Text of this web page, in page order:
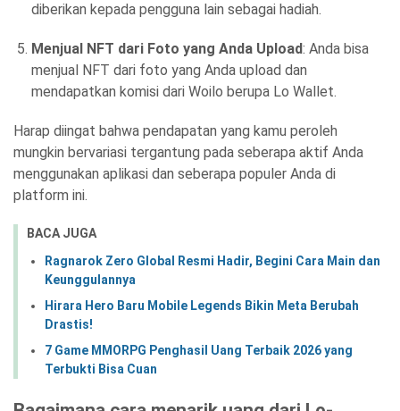
diberikan kepada pengguna lain sebagai hadiah.
Menjual NFT dari Foto yang Anda Upload: Anda bisa
menjual NFT dari foto yang Anda upload dan
mendapatkan komisi dari Woilo berupa Lo Wallet.
Harap diingat bahwa pendapatan yang kamu peroleh
mungkin bervariasi tergantung pada seberapa aktif Anda
menggunakan aplikasi dan seberapa populer Anda di
platform ini.
BACA JUGA
Ragnarok Zero Global Resmi Hadir, Begini Cara Main dan
Keunggulannya
Hirara Hero Baru Mobile Legends Bikin Meta Berubah
Drastis!
7 Game MMORPG Penghasil Uang Terbaik 2026 yang
Terbukti Bisa Cuan